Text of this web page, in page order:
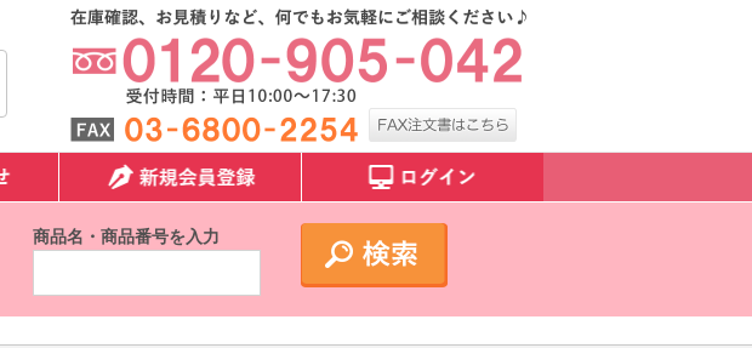
商品名・商品番号を入力